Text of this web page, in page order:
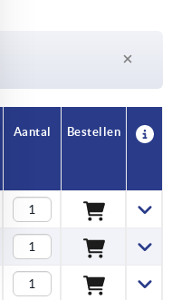
Aantal Bestellen